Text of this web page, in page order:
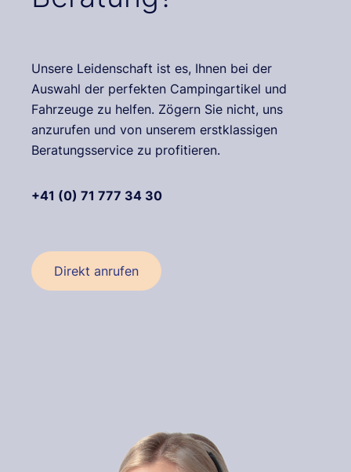
Unsere Leidenschaft ist es, Ihnen bei der
Auswahl der perfekten Campingartikel und
Fahrzeuge zu helfen. Zögern Sie nicht, uns
anzurufen und von unserem erstklassigen
Beratungsservice zu profitieren.
+41 (0) 71 777 34 30
Direkt anrufen